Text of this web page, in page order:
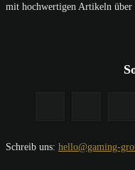
mit hochwertigen Artikeln über
Schreib uns: hello@gaming-